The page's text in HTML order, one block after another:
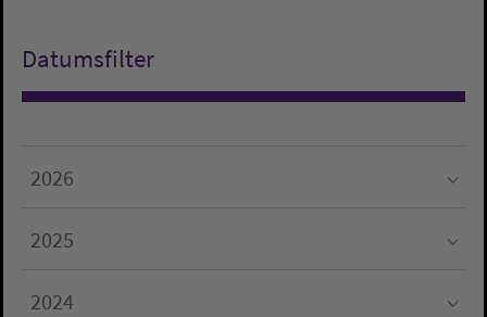
Datumsfilter
2026
2025
2024